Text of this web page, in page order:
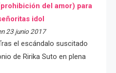
del amor) para
idol
23 junio 2017
el escándalo suscitado
de Ririka Suto en plena